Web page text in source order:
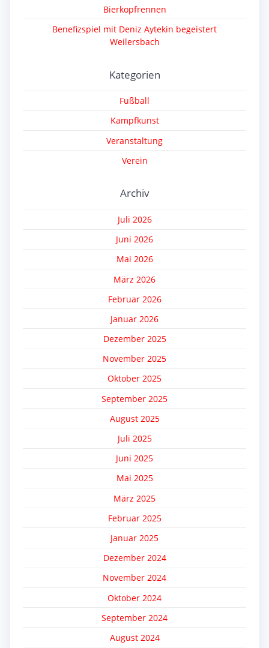
Bierkopfrennen
Benefizspiel mit Deniz Aytekin begeistert
Weilersbach
Kategorien
Fußball
Kampfkunst
Veranstaltung
Verein
Archiv
Juli 2026
Juni 2026
Mai 2026
März 2026
Februar 2026
Januar 2026
Dezember 2025
November 2025
Oktober 2025
September 2025
August 2025
Juli 2025
Juni 2025
Mai 2025
März 2025
Februar 2025
Januar 2025
Dezember 2024
November 2024
Oktober 2024
September 2024
August 2024